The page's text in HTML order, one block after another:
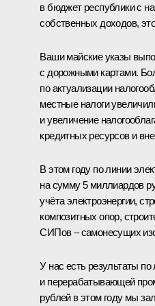
в бюджет республики с
собственных доходов,
Ваши майские указы
с дорожными картами.
по актуализации
местные налоги
и увеличение
кредитных ресурсов и
В этом году по линии
на сумму 5 миллиардов
учёта электроэнергии,
композитных опор,
СИПов – самонесущих
У нас есть результаты по
и перерабатывающей
рублей в этом году мы